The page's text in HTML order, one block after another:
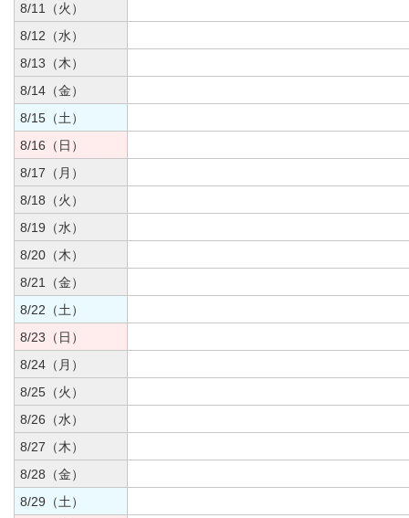
8/11（火）
8/12（水）
8/13（木）
8/14（金）
8/15（土）
8/16（日）
8/17（月）
8/18（火）
8/19（水）
8/20（木）
8/21（金）
8/22（土）
8/23（日）
8/24（月）
8/25（火）
8/26（水）
8/27（木）
8/28（金）
8/29（土）